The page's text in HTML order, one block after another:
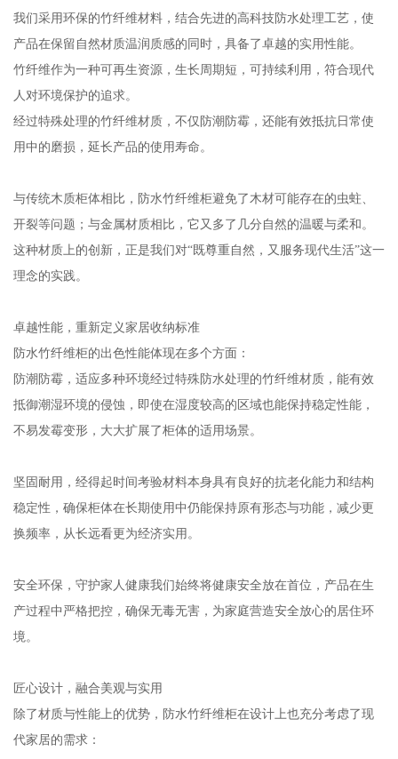
我们采用环保的竹纤维材料，结合先进的高科技防水处理工艺，使
产品在保留自然材质温润质感的同时，具备了卓越的实用性能。
竹纤维作为一种可再生资源，生长周期短，可持续利用，符合现代
人对环境保护的追求。
经过特殊处理的竹纤维材质，不仅防潮防霉，还能有效抵抗日常使
用中的磨损，延长产品的使用寿命。
与传统木质柜体相比，防水竹纤维柜避免了木材可能存在的虫蛀、
开裂等问题；与金属材质相比，它又多了几分自然的温暖与柔和。
这种材质上的创新，正是我们对“既尊重自然，又服务现代生活”这一
理念的实践。
卓越性能，重新定义家居收纳标准
防水竹纤维柜的出色性能体现在多个方面：
防潮防霉，适应多种环境经过特殊防水处理的竹纤维材质，能有效
抵御潮湿环境的侵蚀，即使在湿度较高的区域也能保持稳定性能，
不易发霉变形，大大扩展了柜体的适用场景。
坚固耐用，经得起时间考验材料本身具有良好的抗老化能力和结构
稳定性，确保柜体在长期使用中仍能保持原有形态与功能，减少更
换频率，从长远看更为经济实用。
安全环保，守护家人健康我们始终将健康安全放在首位，产品在生
产过程中严格把控，确保无毒无害，为家庭营造安全放心的居住环
境。
匠心设计，融合美观与实用
除了材质与性能上的优势，防水竹纤维柜在设计上也充分考虑了现
代家居的需求：